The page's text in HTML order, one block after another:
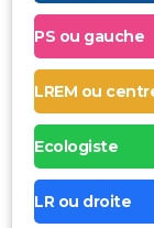
PS ou gauche
LREM ou
Ecologiste
LR ou droite